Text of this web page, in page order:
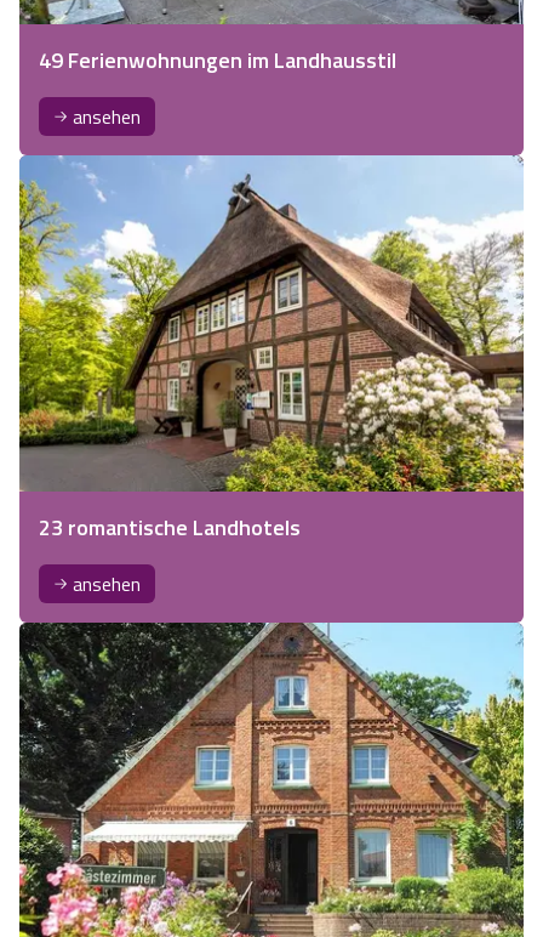
49 Ferienwohnungen im Landhausstil
ansehen
23 romantische Landhotels
ansehen